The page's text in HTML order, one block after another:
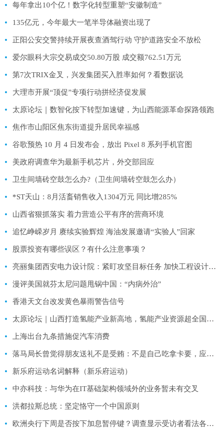
每年拿出10个亿！数字化转型重塑“安徽制造”
135亿元，今年最大一笔半导体融资出现了
正阳公安交警持续开展夜查酒驾行动 守护道路安全不放松
爱尔眼科大宗交易成交50.80万股 成交额762.51万元
第7次TRIX金叉，兴发集团买入胜率如何？看数据说
大理市开展“顶促”专项行动拼经济促发展
太原论坛｜数智化按下转型加速键，为山西能源革命探路领跑
焦作市山阳区焦东街道提升居民幸福感
谷歌预热 10 月 4 日发布会，放出 Pixel 8 系列手机官图
美政府调查华为最新手机芯片，外交部回应
卫生间墙砖空鼓怎么办?（卫生间墙砖空鼓怎么办）
*ST天山：8月活畜销售收入1304万元 同比增285%
山西省狠抓落实 着力营造公平有序的营商环境
追忆峥嵘岁月 赓续实验辉煌 海油发展邀请“实验人”回家
股票投资有哪些误区？有什么注意事项？
亮丽集团西安电力设计院：紧盯攻坚目标任务 加快工程设计进度
漫评美国就芬太尼问题甩锅中国：“内病外治”
香港天文台改发黄色暴雨警告信号
太原论坛｜山西打造氢能产业新高地，氢能产业资源超全国平均水平498.34%
上海出台九条措施促汽车消费
落马局长曾觉得朋友送礼不是受贿：不是自己吃拿卡要，应该没有什么问题
新乐府运动名词解释（新乐府运动）
中亦科技：与华为在IT基础架构领域外的业务暂未有交叉
洪都拉斯总统：坚定恪守一个中国原则
欧洲央行下周是否按下加息暂停键？调查显示受访者看法各占一半